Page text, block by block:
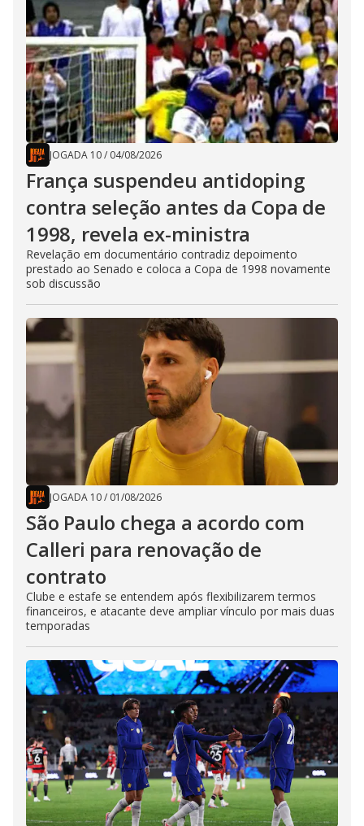
JOGADA 10/ 04/08/2026
França suspendeu antidoping
contra seleção antes da Copa de
1998, revela ex-ministra
Revelação em documentário contradiz depoimento
prestado ao Senado e coloca a Copa de 1998 novamente
sob discussão
JOGADA 10/ 01/08/2026
São Paulo chega a acordo com
Calleri para renovação de
contrato
Clube e estafe se entendem após flexibilizarem termos
financeiros, e atacante deve ampliar vínculo por mais duas
temporadas